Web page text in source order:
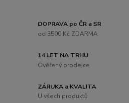
DOPRAVA po ČR a SR
od 3500 Kč ZDARMA
14 LET NA TRHU
Ověřený prodejce
ZÁRUKA a KVALITA
U všech produktů